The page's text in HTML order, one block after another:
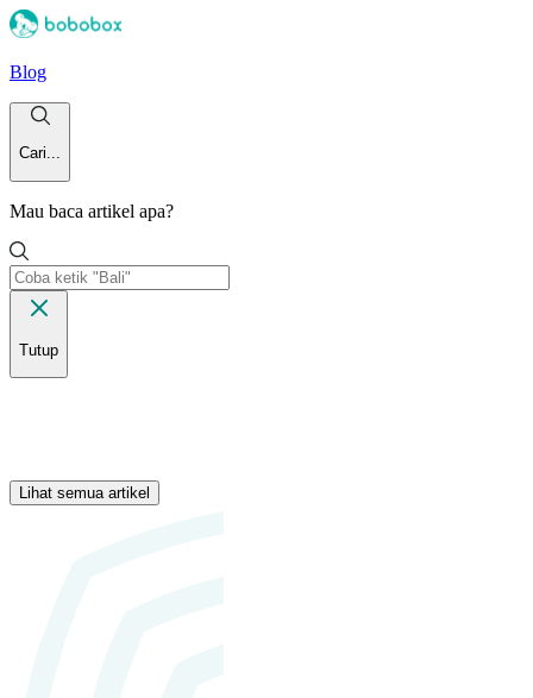
Blog
Cari...
Mau baca artikel apa?
Tutup
Lihat semua artikel